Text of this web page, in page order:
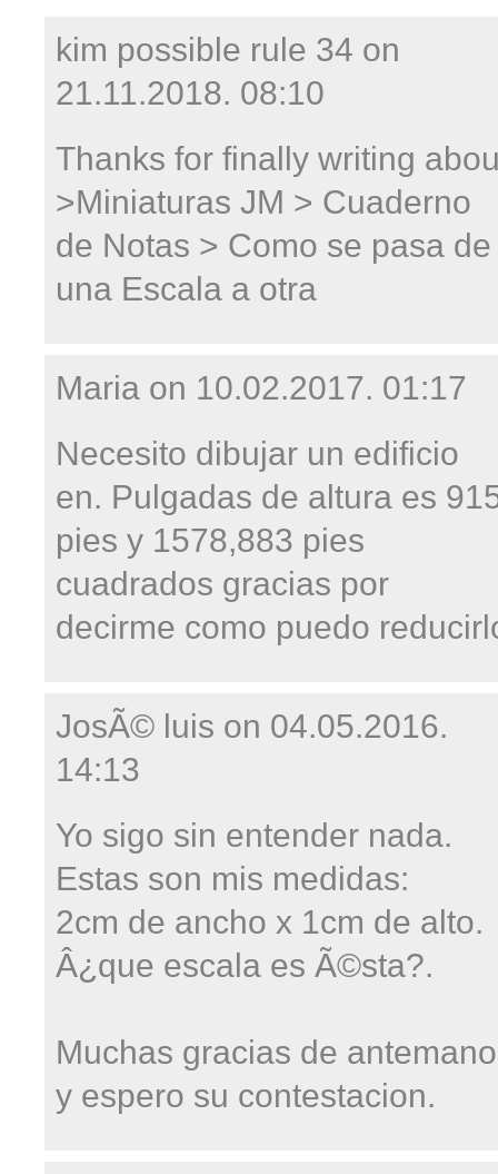
kim possible rule 34 on
21.11.2018. 08:10
Thanks for finally writing
>Miniaturas JM > Cuaderno
de Notas > Como se pasa de
una Escala a otra
Maria on 10.02.2017. 01:17
Necesito dibujar un edificio
en. Pulgadas de altura es
pies y 1578,883 pies
cuadrados gracias por
decirme como puedo
JosÃ© luis on 04.05.2016.
14:13
Yo sigo sin entender nada.
Estas son mis medidas:
2cm de ancho x 1cm de alto.
Â¿que escala es Ã©sta?.
Muchas gracias de antemano
y espero su contestacion.